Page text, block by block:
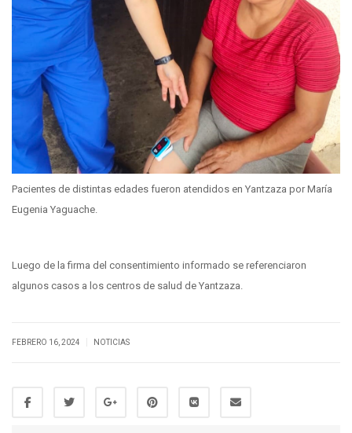
Pacientes de distintas edades fueron atendidos en Yantzaza por María
Eugenia Yaguache.
Luego de la firma del consentimiento informado se referenciaron
algunos casos a los centros de salud de Yantzaza.
FEBRERO 16, 2024 NOTICIAS